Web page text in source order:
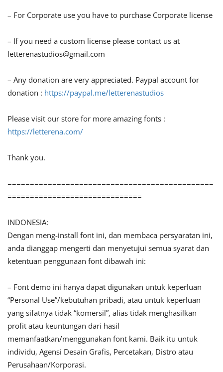
– For Corporate use you have to purchase Corporate license
– If you need a custom license please contact us at
letterenastudios@gmail.com
– Any donation are very appreciated. Paypal account for
donation : https://paypal.me/letterenastudios
Please visit our store for more amazing fonts :
https://letterena.com/
Thank you.
==============================================
==============================
INDONESIA:
Dengan meng-install font ini, dan membaca persyaratan ini,
anda dianggap mengerti dan menyetujui semua syarat dan
ketentuan penggunaan font dibawah ini:
– Font demo ini hanya dapat digunakan untuk keperluan
“Personal Use”/kebutuhan pribadi, atau untuk keperluan
yang sifatnya tidak “komersil”, alias tidak menghasilkan
profit atau keuntungan dari hasil
memanfaatkan/menggunakan font kami. Baik itu untuk
individu, Agensi Desain Grafis, Percetakan, Distro atau
Perusahaan/Korporasi.